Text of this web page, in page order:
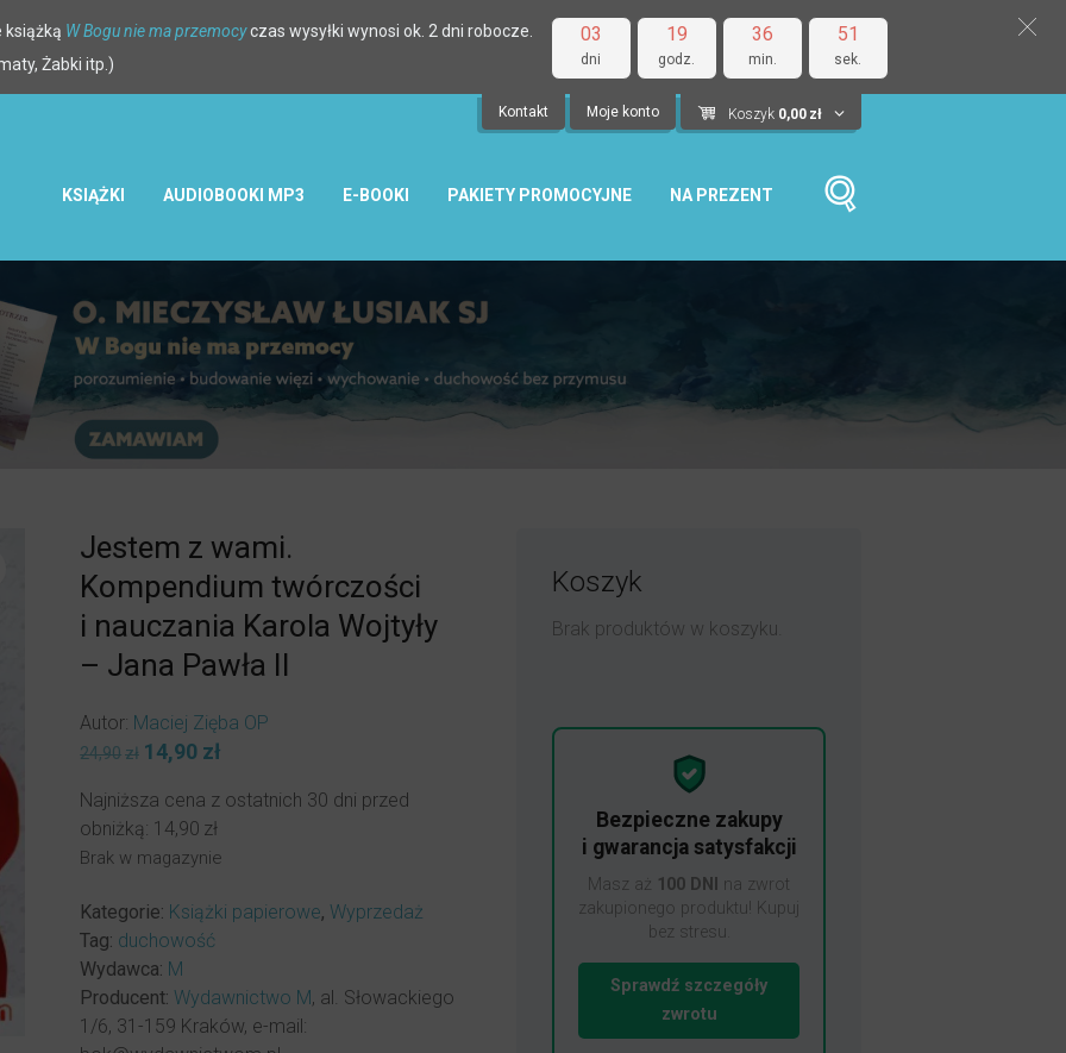
03
dni
19
godz.
36
min.
50
sek.
książką W Bogu nie ma przemocyczas wysyłki wynosi ok. 2 dni robocze.
Żabki itp.)
Kontakt Moje konto Koszyk 0,00 zł
KSIĄŻKI AUDIOBOOKI MP3 E-BOOKI PAKIETY PROMOCYJNE NA PREZENT
Jestem z wami.
Kompendium twórczości
i nauczania Karola Wojtyły
– Jana Pawła II
Autor: Maciej Zięba OP
24,90zł Pierwotna
wynosiła:
24,90zł.
14,90 złAktualna
wynosi:
Najniższa cena z ostatnich 30 dni przed
obniżką: 14,90 zł
Brak w magazynie
Kategorie: Książki papierowe, Wyprzedaż
Tag: duchowość
Wydawca: M
Producent: Wydawnictwo M, al. Słowackiego
1/6, 31-159 Kraków, e-mail:
Koszyk
Brak produktów w koszyku.
Bezpieczne zakupy
i gwarancja satysfakcji
Masz aż 100 DNI
na zwrot
zakupionego produktu! Kupuj
bez stresu.
Sprawdź szczegóły
zwrotu